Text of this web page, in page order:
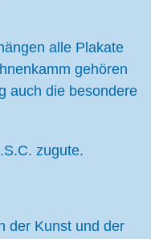
alle Plakate
gehören
auch die besondere
zugute.
der Kunst und der